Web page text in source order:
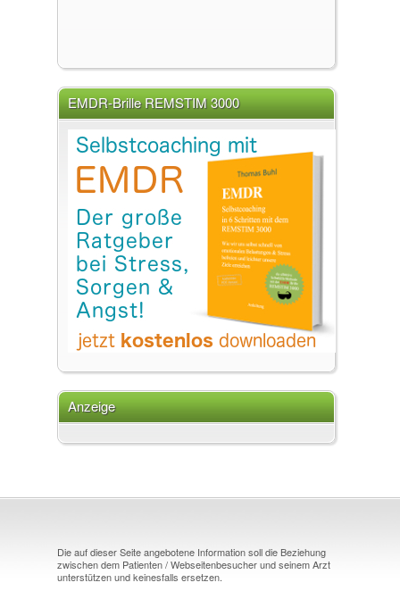
EMDR-Brille REMSTIM 3000
Anzeige
Die auf dieser Seite angebotene Information soll die Beziehung
zwischen dem Patienten / Webseitenbesucher und seinem Arzt
unterstützen und keinesfalls ersetzen.